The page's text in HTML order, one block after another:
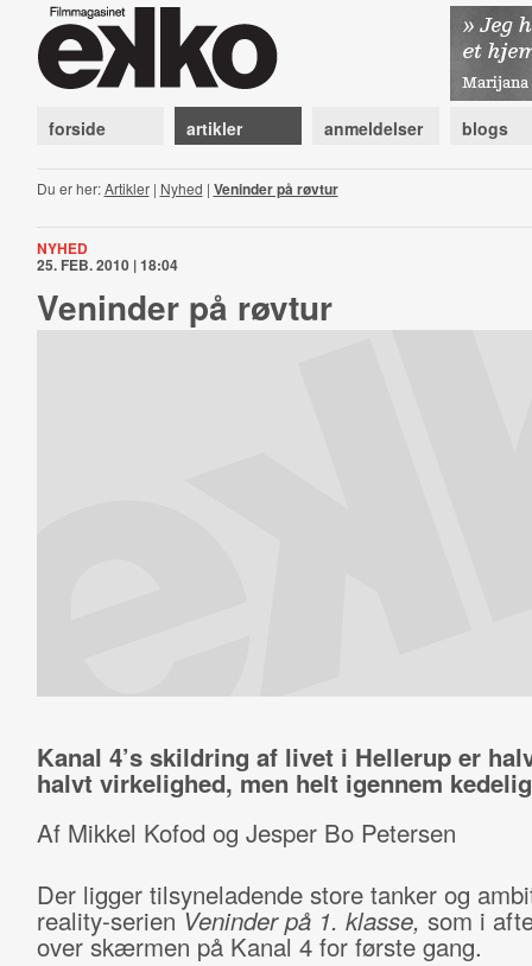
forside artikler anmeldelser blogs
Du er her:Artikler| Nyhed | Veninder på røvtur
NYHED
25. FEB. 2010 | 18:04
Veninder på røvtur
Kanal 4’s skildring af livet i Hellerup er
halvt virkelighed, men helt igennem
Af Mikkel Kofod og Jesper Bo Petersen
Der ligger tilsyneladende store tanker og
reality-serienVeninder på 1. klasse, som i
over skærmen på Kanal 4 for første gang.